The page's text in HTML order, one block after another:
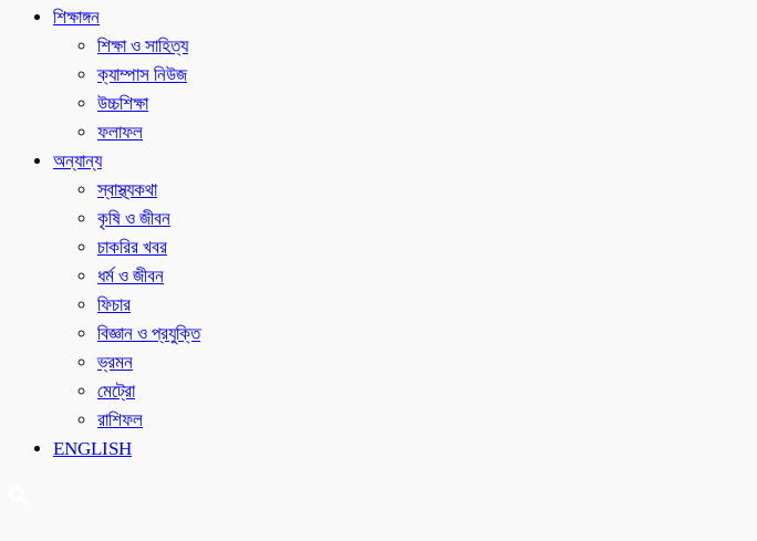
শিক্ষাঙ্গন
শিক্ষা ও সাহিত্য
ক্যাম্পাস নিউজ
উচ্চশিক্ষা
ফলাফল
অন্যান্য
স্বাস্থ্যকথা
কৃষি ও জীবন
চাকরির খবর
ধর্ম ও জীবন
ফিচার
বিজ্ঞান ও প্রযুক্তি
ভ্রমন
মেট্রো
রাশিফল
ENGLISH